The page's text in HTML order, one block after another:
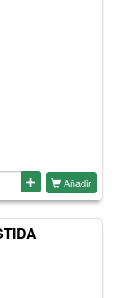
Añadir